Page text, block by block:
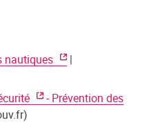
nautiques
|
- Prévention des